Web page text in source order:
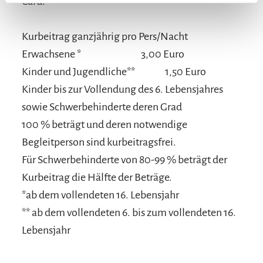
Kurbeitrag ganzjährig pro Pers/Nacht
Erwachsene *
3,00 Euro
Kinder und Jugendliche**
1,50 Euro
Kinder bis zur Vollendung des 6. Lebensjahres
sowie Schwerbehinderte deren Grad
100 % beträgt und deren notwendige
Begleitperson sind kurbeitragsfrei.
Für Schwerbehinderte von 80-99 % beträgt der
Kurbeitrag die Hälfte der Beträge.
*ab dem vollendeten 16. Lebensjahr
** ab dem vollendeten 6. bis zum vollendeten 16.
Lebensjahr